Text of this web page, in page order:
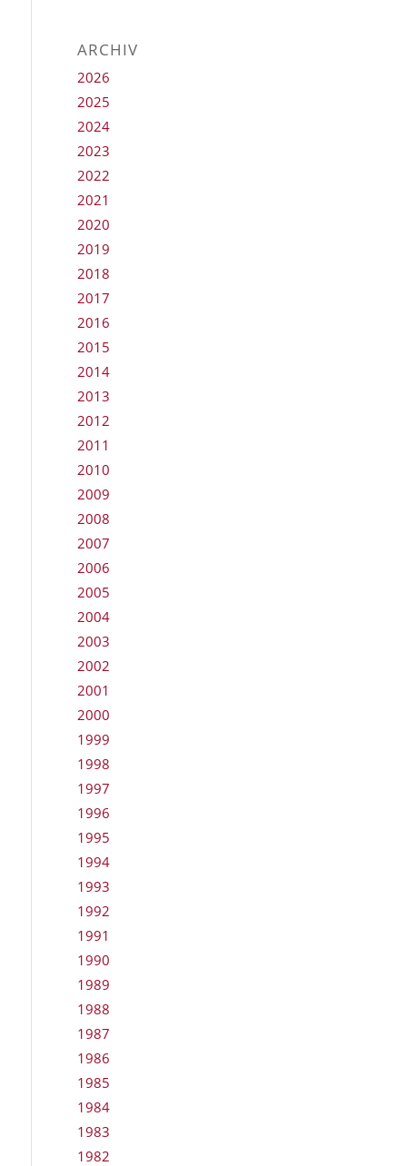
ARCHIV
2026
2025
2024
2023
2022
2021
2020
2019
2018
2017
2016
2015
2014
2013
2012
2011
2010
2009
2008
2007
2006
2005
2004
2003
2002
2001
2000
1999
1998
1997
1996
1995
1994
1993
1992
1991
1990
1989
1988
1987
1986
1985
1984
1983
1982